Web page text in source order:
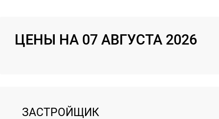
ЦЕНЫ НА 07 АВГУСТА 2026
ЗАСТРОЙЩИК